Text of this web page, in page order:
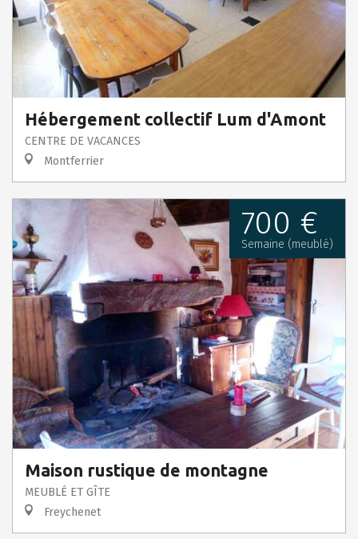
Hébergement collectif Lum d'Amont
CENTRE DE VACANCES
Montferrier
700 €
Semaine (meublé)
Maison rustique de montagne
MEUBLÉ ET GÎTE
Freychenet